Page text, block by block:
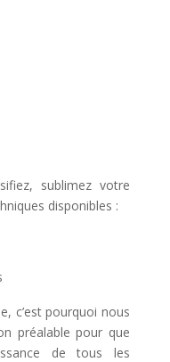
sublimez votre
disponibles :
c’est pourquoi nous
préalable pour que
de tous les